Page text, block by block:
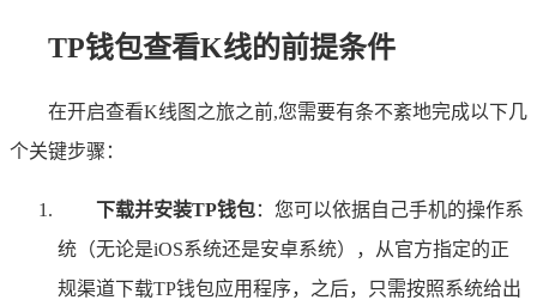
TP钱包查看K线的前提条件
在开启查看K线图之旅之前,您需要有条不紊地完成以下几
个关键步骤：
下载并安装TP钱包：您可以依据自己手机的操作系
统（无论是iOS系统还是安卓系统），从官方指定的正
规渠道下载TP钱包应用程序，之后，只需按照系统给出